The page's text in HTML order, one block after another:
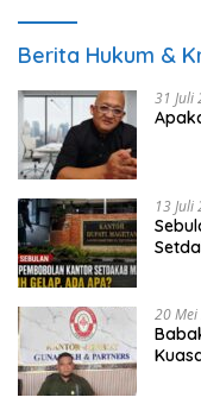
Berita Hukum &
31 Juli
13 Juli
20